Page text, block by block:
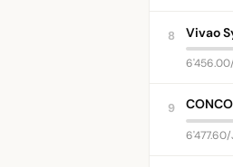
8 Vivao
9